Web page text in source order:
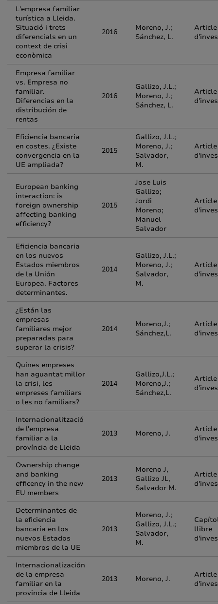
L'empresa familiar
turística a Lleida.
Situació i trets
diferencials en un
context de crisi
econòmica
2016
Moreno, J.;
Sánchez, L.
Article
Empresa familiar
vs. Empresa no
familiar.
Diferencias en la
distribución de
rentas
2016
Gallizo, J.L.;
Moreno, J.;
Sánchez, L.
Article
Eficiencia bancaria
en costes. ¿Existe
convergencia en la
UE ampliada?
2015
Gallizo, J.L.;
Moreno, J.;
Salvador,
M.
Article
European banking
interaction: is
foreign ownership
affecting banking
efficiency?
2015
Jose Luis
Gallizo;
Jordi
Moreno;
Manuel
Salvador
Article
Eficiencia bancaria
en los nuevos
Estados miembros
de la Unión
Europea. Factores
determinantes.
2014
Gallizo, J.L.;
Moreno, J.;
Salvador,
M.
Article
¿Están las
empresas
familiares mejor
preparadas para
superar la crisis?
2014
Moreno,J.;
Sánchez,L.
Article
Quines empreses
han aguantat millor
la crisi, les
empreses familiars
o les no familiars?
2014
Gallizo,J.L.;
Moreno,J.;
Sánchez,L.
Article
Internacionalització
de l'empresa
familiar a la
província de Lleida
2013 Moreno, J.
Article
Ownership change
and banking
efficency in the new
EU members
2013
Moreno J,
Gallizo JL,
Salvador M.
Article
Determinantes de
la eficiencia
bancaria en los
nuevos Estados
miembros de la UE
2013
Moreno, J.;
Gallizo, J.L.;
Salvador,
M.
llibre
Internacionalización
de la empresa
familiar en la
provincia de Lleida
2013 Moreno, J.
Article